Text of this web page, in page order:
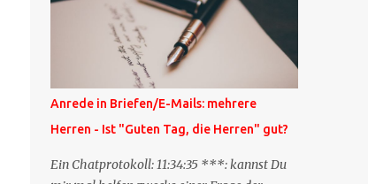
bei dir in den Kommentaren sondern in
meinem Blog. Bitte vermerke das doch,
damit deine Leser auch mal vorbeischauen,
was ich zu deinem Inhalt zu sagen hatte."
Diese Nachrichtenfunktion wird
'angestoßen' in dem 'mein' Blog an die
'TrackbackURL' des Anderen einen 'Ping'
schickt, d.h. ein paar Parameter übergibt
(URL meines Eintrags, Kurzzitat meines
Anrede in Briefen/E-Mails: mehrere
Herren - Ist "Guten Tag, die Herren" gut?
Ein Chatprotokoll: 11:34:35 ***: kannst Du